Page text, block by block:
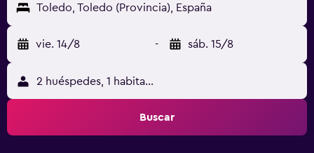
Toledo, Toledo (Provincia), España
vie. 14/8 - sáb. 15/8
2 huéspedes, 1 habitación
Buscar